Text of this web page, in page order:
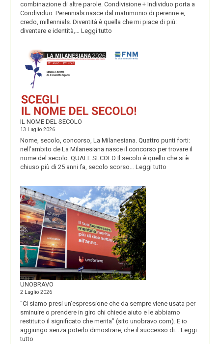
combinazione di altre parole. Condivisione + Individuo porta a
Condividuo. Perennials nasce dal matrimonio di perenne e,
credo, millennials. Diventità è quella che mi piace di più:
diventare e identità,… Leggi tutto
E
IL NOME DEL SECOLO
13 Luglio 2026
Nome, secolo, concorso, La Milanesiana. Quattro punti forti:
nell’ambito de La Milanesiana nasce il concorso per trovare il
nome del secolo. QUALE SECOLO Il secolo è quello che si è
chiuso più di 25 anni fa, secolo scorso… Leggi tutto
UNOBRAVO
2 Luglio 2026
“Ci siamo presi un’espressione che da sempre viene usata per
sminuire o prendere in giro chi chiede aiuto e le abbiamo
restituito il significato che merita” (sito unobravo.com). E io
aggiungo senza poterlo dimostrare, che il successo di… Leggi
tutto